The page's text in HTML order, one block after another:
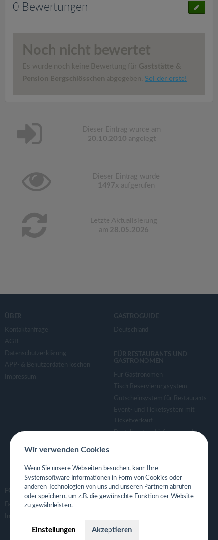
0 Bewertungen
Noch nicht bewertet
Es wurde noch keine Bewertung für Gaststätte &
Pension Bergschlösschen abgegeben. Sei der erste!
Dieser Eintrag wurde am
20.10.2010 angelegt
Dieser Eintrag wurde
1497x aufgerufen
Letzte Aktualisierung
am 28.05.2026
ÜBER
Kontaktanfrage
AGB
Datenschutzerklärung
APP- & Benutzerdaten löschen
Impressum
GASTROGUIDE
Deutschland
FÜR RESTAURANTS UND
GASTRONOMEN
Für Gastronomen
Tisch Reservierungsystem
Gutscheinsystem für Restaurants
Event- und Ticketsystem mit
Ticketverkauf
Bestellsystem Lieferung und
Eigene App für Restaurant
FOLGE UNS
Facebook
Instagram
Wir verwenden Cookies
Wenn Sie unsere Webseiten besuchen, kann Ihre
Systemsoftware Informationen in Form von Cookies oder
anderen Technologien von uns und unseren Partnern abrufen
oder speichern, um z.B. die gewünschte Funktion der Website
zu gewährleisten.
Einstellungen Akzeptieren